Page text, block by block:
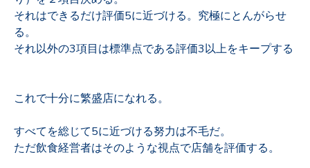
それはできるだけ評価5に近づける。究極にとんがらせ
る。
それ以外の3項目は標準点である評価3以上をキープする
これで十分に繁盛店になれる。
すべてを総じて5に近づける努力は不毛だ。
ただ飲食経営者はそのような視点で店舗を評価する。